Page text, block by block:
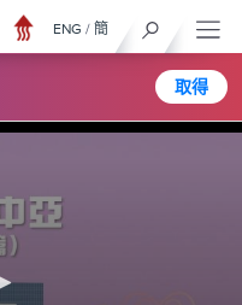
取得
ENG / 簡